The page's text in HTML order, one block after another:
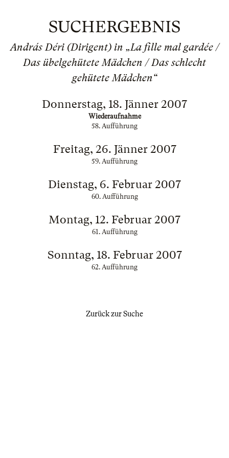
SUCHERGEBNIS
András Déri (Dirigent) in „La fille mal gardée /
Das übelgehütete Mädchen / Das schlecht
gehütete Mädchen“
Donnerstag, 18. Jänner 2007
Wiederaufnahme
58. Aufführung
Freitag, 26. Jänner 2007
59. Aufführung
Dienstag, 6. Februar 2007
60. Aufführung
Montag, 12. Februar 2007
61. Aufführung
Sonntag, 18. Februar 2007
62. Aufführung
Zurück zur Suche